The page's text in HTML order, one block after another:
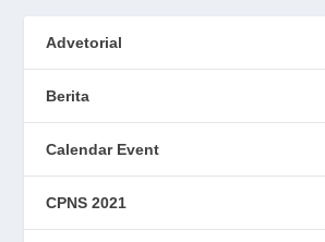
Advetorial
Berita
Calendar Event
CPNS 2021